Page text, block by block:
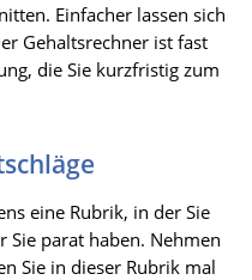
Einfacher lassen sich
Gehaltsrechner ist fast
die Sie kurzfristig zum
eine Rubrik, in der Sie
Sie parat haben. Nehmen
Sie in dieser Rubrik mal